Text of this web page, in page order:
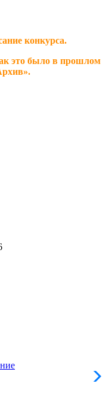
конкурса.
это было в прошлом